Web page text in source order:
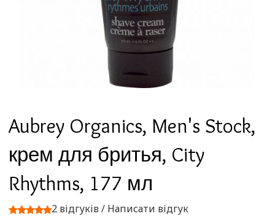
Aubrey Organics, Men's Stock,
крем для бритья, City
Rhythms, 177 мл
2 відгуків/ Написати відгук